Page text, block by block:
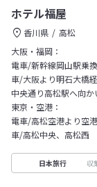
ホテル福屋
香川県
高松
大阪・福岡：
電車/新幹線岡山駅乗
車/大阪より明石大橋
中央通り高松駅へ向
東京・空港：
電車/高松空港より空
車/高松中央、高松西
日本旅行 収